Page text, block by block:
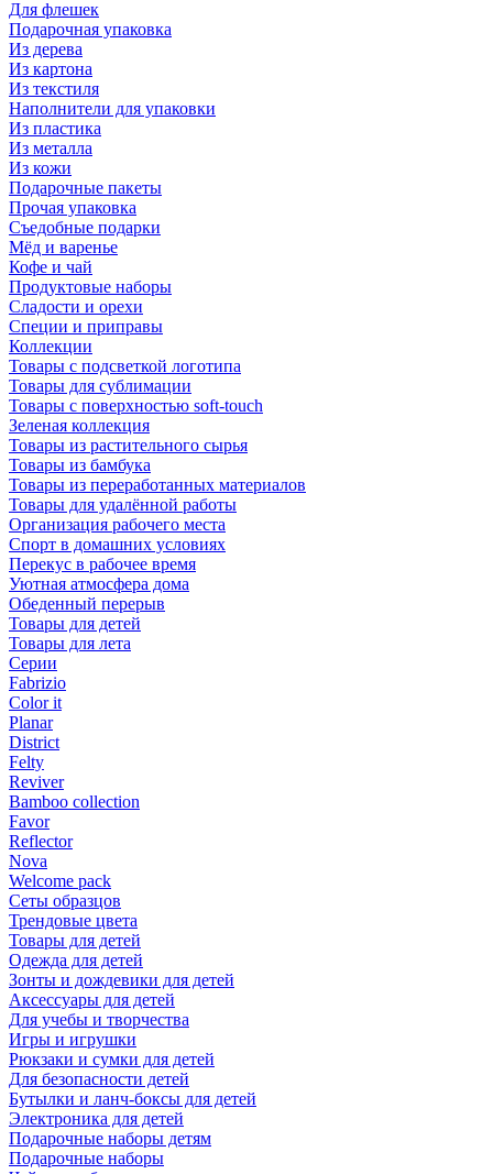
Для флешек
Подарочная упаковка
Из дерева
Из картона
Из текстиля
Наполнители для упаковки
Из пластика
Из металла
Из кожи
Подарочные пакеты
Прочая упаковка
Съедобные подарки
Мёд и варенье
Кофе и чай
Продуктовые наборы
Сладости и орехи
Специи и приправы
Коллекции
Товары с подсветкой логотипа
Товары для сублимации
Товары с поверхностью soft-touch
Зеленая коллекция
Товары из растительного сырья
Товары из бамбука
Товары из переработанных материалов
Товары для удалённой работы
Организация рабочего места
Спорт в домашних условиях
Перекус в рабочее время
Уютная атмосфера дома
Обеденный перерыв
Товары для детей
Товары для лета
Серии
Fabrizio
Color it
Planar
District
Felty
Reviver
Bamboo collection
Favor
Reflector
Nova
Welcome pack
Сеты образцов
Трендовые цвета
Товары для детей
Одежда для детей
Зонты и дождевики для детей
Аксессуары для детей
Для учебы и творчества
Игры и игрушки
Рюкзаки и сумки для детей
Для безопасности детей
Бутылки и ланч-боксы для детей
Электроника для детей
Подарочные наборы детям
Подарочные наборы